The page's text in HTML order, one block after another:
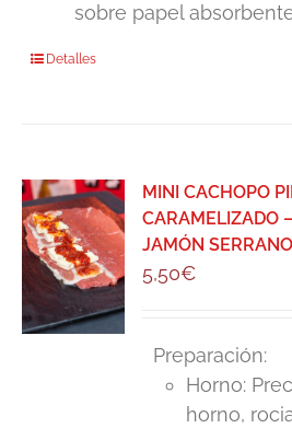
sobre papel
Detalles
MINI CACHOPO
CARAMELIZADO
JAMÓN
5,50€
Preparación:
Horno:
horno,